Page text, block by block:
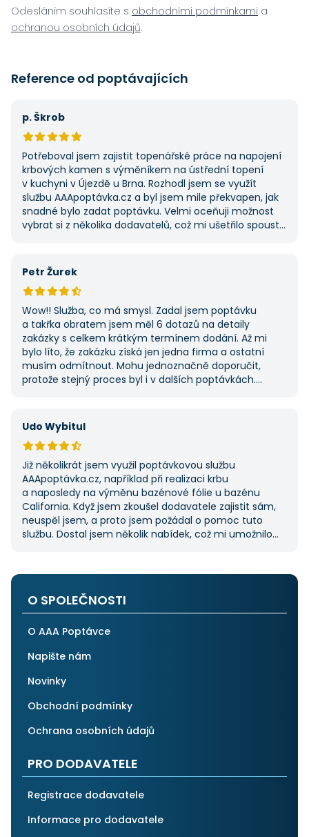
Odesláním souhlasíte s obchodními podmínkami a
ochranou osobních údajů.
Reference od poptávajících
p. Škrob
Potřeboval jsem zajistit topenářské práce na napojení
krbových kamen s výměníkem na ústřední topení
v kuchyni v Újezdě u Brna. Rozhodl jsem se využít
službu AAApoptávka.cz a byl jsem mile překvapen, jak
snadné bylo zadat poptávku. Velmi oceňuji možnost
vybrat si z několika dodavatelů, což mi ušetřilo spoustu
potřebovat další řemeslné práce.
Petr Žurek
Wow!! Služba, co má smysl. Zadal jsem poptávku
a takřka obratem jsem měl 6 dotazů na detaily
zakázky s celkem krátkým termínem dodání. Až mi
bylo líto, že zakázku získá jen jedna firma a ostatní
musím odmítnout. Mohu jednoznačně doporučit,
protože stejný proces byl i v dalších poptávkách.
Udo Wybitul
Již několikrát jsem využil poptávkovou službu
AAApoptávka.cz, například při realizaci krbu
a naposledy na výměnu bazénové fólie u bazénu
California. Když jsem zkoušel dodavatele zajistit sám,
neuspěl jsem, a proto jsem požádal o pomoc tuto
službu. Dostal jsem několik nabídek, což mi umožnilo
i ostatním.
O SPOLEČNOSTI
O AAA Poptávce
Napište nám
Novinky
Obchodní podmínky
Ochrana osobních údajů
PRO DODAVATELE
Registrace dodavatele
Informace pro dodavatele